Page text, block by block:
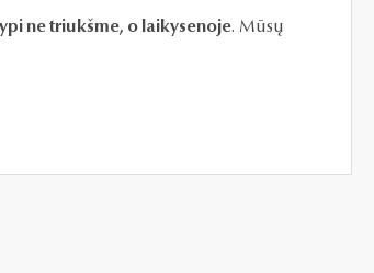
ne triukšme, o laikysenoje. Mūsų